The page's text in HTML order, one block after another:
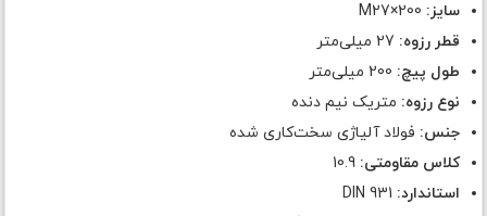
سایز:
قطر رزوه:
طول پیچ:
نوع رزوه: متریک نیم دنده
جنس: فولاد آلیاژی سخت‌کاری شده
کلاس مقاومتی: 10.9
استاندارد: